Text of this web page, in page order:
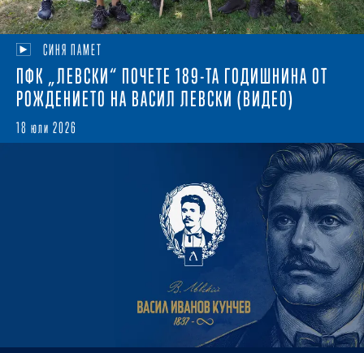
СИНЯ ПАМЕТ
ПФК „ЛЕВСКИ“ ПОЧЕТЕ 189-ТА ГОДИШНИНА ОТ
РОЖДЕНИЕТО НА ВАСИЛ ЛЕВСКИ (ВИДЕО)
18 юли 2026